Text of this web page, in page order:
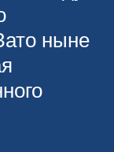
ныне